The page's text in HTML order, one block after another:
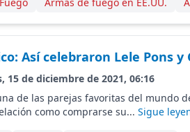
Así celebraron Lele Pons
15 de diciembre de 2021, 06:16
de las parejas favoritas del mundo
como comprarse su... Sigue